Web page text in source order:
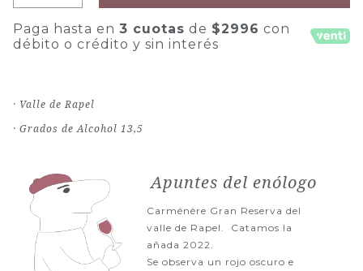
Paga hasta en 3 cuotas de $2996 con
débito o crédito y sin interés
· Valle de Rapel
· Grados de Alcohol 13,5
Apuntes del enólogo
Carménère Gran Reserva del
valle de Rapel. Catamos la
añada 2022.
Se observa un rojo oscuro e